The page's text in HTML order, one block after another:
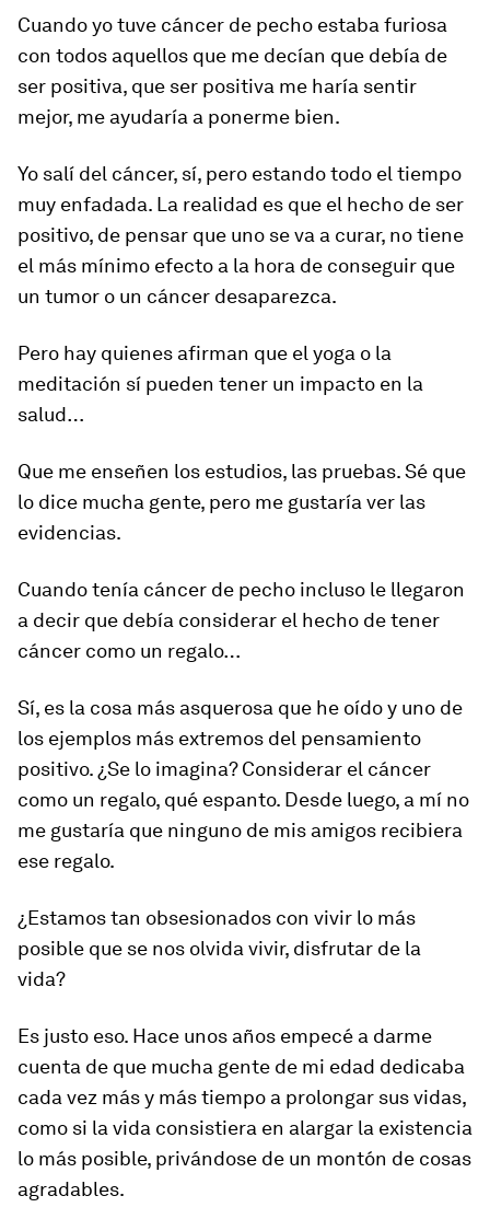
Cuando yo tuve cáncer de pecho estaba furiosa
con todos aquellos que me decían que debía de
ser positiva, que ser positiva me haría sentir
mejor, me ayudaría a ponerme bien.
Yo salí del cáncer, sí, pero estando todo el tiempo
muy enfadada. La realidad es que el hecho de ser
positivo, de pensar que uno se va a curar, no tiene
el más mínimo efecto a la hora de conseguir que
un tumor o un cáncer desaparezca.
Pero hay quienes afirman que el yoga o la
meditación sí pueden tener un impacto en la
salud…
Que me enseñen los estudios, las pruebas. Sé que
lo dice mucha gente, pero me gustaría ver las
evidencias.
Cuando tenía cáncer de pecho incluso le llegaron
a decir que debía considerar el hecho de tener
cáncer como un regalo…
Sí, es la cosa más asquerosa que he oído y uno de
los ejemplos más extremos del pensamiento
positivo. ¿Se lo imagina? Considerar el cáncer
como un regalo, qué espanto. Desde luego, a mí no
me gustaría que ninguno de mis amigos recibiera
ese regalo.
¿Estamos tan obsesionados con vivir lo más
posible que se nos olvida vivir, disfrutar de la
vida?
Es justo eso. Hace unos años empecé a darme
cuenta de que mucha gente de mi edad dedicaba
cada vez más y más tiempo a prolongar sus vidas,
como si la vida consistiera en alargar la existencia
lo más posible, privándose de un montón de cosas
agradables.